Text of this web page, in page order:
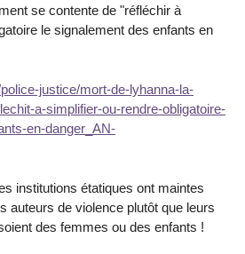
se contente de "réfléchir à
le signalement des enfants en
justice/mort-de-lyhanna-la-
a-simplifier-ou-rendre-obligatoire-
en-danger_AN-
institutions étatiques ont maintes
auteurs de violence plutôt que leurs
des femmes ou des enfants !